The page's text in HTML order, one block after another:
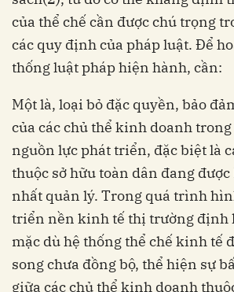
của thể chế cần được chú trọng
các quy định của pháp luật. Để
thống luật pháp hiện hành, cần:
Một là, loại bỏ đặc quyền, bảo
của các chủ thể kinh doanh
nguồn lực phát triển, đặc biệt là
thuộc sở hữu toàn dân đang
nhất quản lý. Trong quá trình
triển nền kinh tế thị trường định
mặc dù hệ thống thể chế kinh tế
song chưa đồng bộ, thể hiện sự
giữa các chủ thể kinh doanh